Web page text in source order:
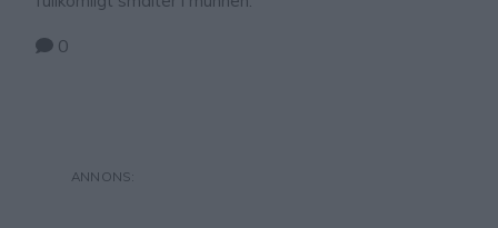
0